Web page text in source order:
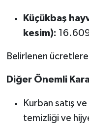
Küçükbaş
kesim):
Belirlenen
Diğer Önemli
Kurban satış
temizliği ve